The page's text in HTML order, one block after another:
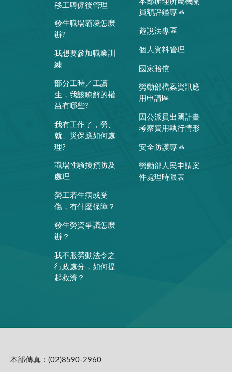
移工聘僱後管理
發生職場霸凌怎麼
辦?
我想要參加職業訓
練
部分工時／工讀
生，我該瞭解的權
益有哪些?
我有工作了，勞、
就、災保應如何處
理?
職場性騷擾預防及
處理
勞工若生病或受
傷，有什麼保障？
發生勞資爭議怎麼
辦？
我不服勞動法令之
行政處分，如何提
起救濟？
員額評鑑專區
遊說法專區
個人資料管理
國家賠償
勞動部檔案資訊應
用申請區
因公派員出國計畫
考察費用執行情形
安全防護專區
勞動部人民申請案
件處理時限表
本部傳真：(02)8590-2960